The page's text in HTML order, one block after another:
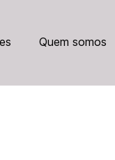
Quem somos